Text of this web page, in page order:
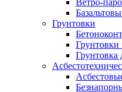
Ветро-
Грунтовки
Грунтовки
Грунтовка